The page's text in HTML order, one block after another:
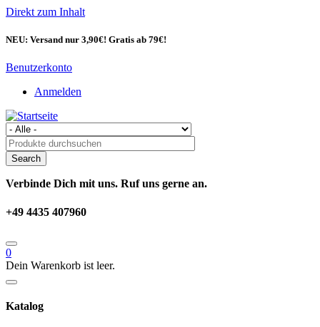
Direkt zum Inhalt
NEU: Versand nur 3,90€! Gratis ab 79€!
Benutzerkonto
Anmelden
Verbinde Dich mit uns. Ruf uns gerne an.
+49 4435 407960
0
Dein Warenkorb ist leer.
Katalog